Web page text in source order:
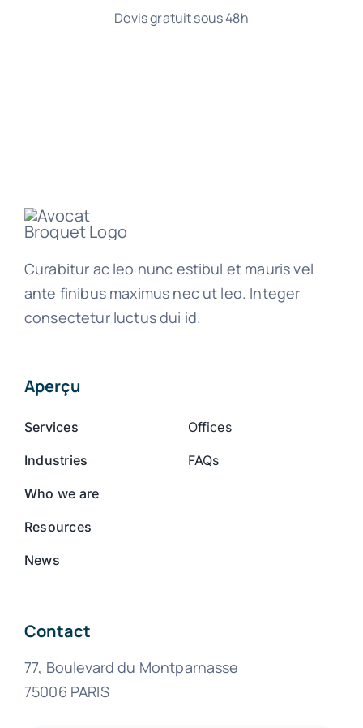
Devis gratuit sous 48h
Curabitur ac leo nunc estibul et mauris vel
ante finibus maximus nec ut leo. Integer
consectetur luctus dui id.
Aperçu
Services
Industries
Who we are
Resources
News
Offices
FAQs
Contact
77, Boulevard du Montparnasse
75006 PARIS